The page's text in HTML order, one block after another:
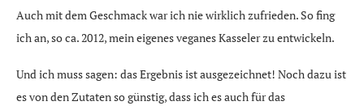
Auch mit dem Geschmack war ich nie wirklich zufrieden. So fing
ich an, so ca. 2012, mein eigenes veganes Kasseler zu entwickeln.
Und ich muss sagen: das Ergebnis ist ausgezeichnet! Noch dazu ist
es von den Zutaten so günstig, dass ich es auch für das